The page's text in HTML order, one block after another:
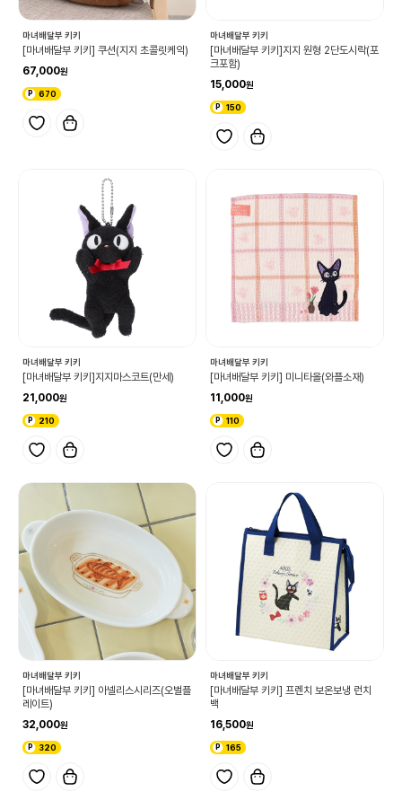
마녀배달부 키키
[마녀배달부 키키] 쿠션(지지 초콜릿케익)
67,000
670
마녀배달부 키키
[마녀배달부 키키]지지 원형 2단도시락(포
크포함)
15,000
150
마녀배달부 키키
[마녀배달부 키키]지지마스코트(만세)
21,000
210
마녀배달부 키키
[마녀배달부 키키] 미니타올(와플소재)
11,000
110
마녀배달부 키키
[마녀배달부 키키] 아넬리스시리즈(오벌플
레이트)
32,000
320
마녀배달부 키키
[마녀배달부 키키] 프렌치 보온보냉 런치
백
16,500
165